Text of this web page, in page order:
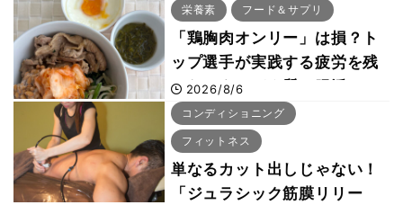
栄養素 フード＆サプリ
「鶏胸肉オンリー」は損？ト
ップ選手が実践する疲労を残
さないタンパク質＆腸活コン
ボ
2026/8/6
コンディショニング
フィットネス
単なるカット出しじゃない！
「ジュラシック筋膜リリー